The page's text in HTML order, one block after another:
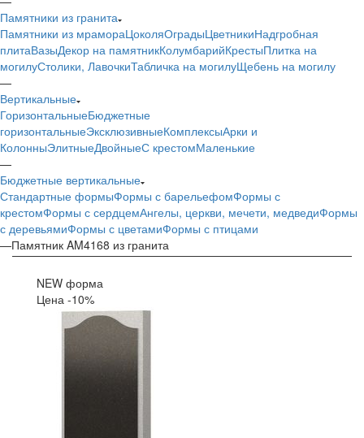
Памятники из гранита
Памятники из мрамораЦоколяОградыЦветникиНадгробная
плитаВазыДекор на памятникКолумбарийКрестыПлитка на
могилуСтолики, ЛавочкиТабличка на могилуЩебень на могилу
—
Вертикальные
ГоризонтальныеБюджетные
горизонтальныеЭксклюзивныеКомплексыАрки и
КолонныЭлитныеДвойныеС крестомМаленькие
—
Бюджетные вертикальные
Стандартные формыФормы с барельефомФормы с
крестомФормы с сердцемАнгелы, церкви, мечети, медведиФормы
с деревьямиФормы с цветамиФормы с птицами
—Памятник AM4168 из гранита
NEW форма
Цена -10%